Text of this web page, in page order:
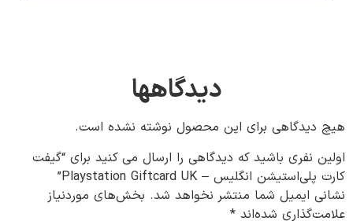
دیدگاهها
هیچ دیدگاهی برای این محصول نوشته نشده است.
اولین نفری باشید که دیدگاهی را ارسال می کنید برای “گیفت
کارت پلی‌استیشن انگلیس – Playstation Giftcard UK”
نشانی ایمیل شما منتشر نخواهد شد. بخش‌های موردنیاز
علامت‌گذاری شده‌اند *